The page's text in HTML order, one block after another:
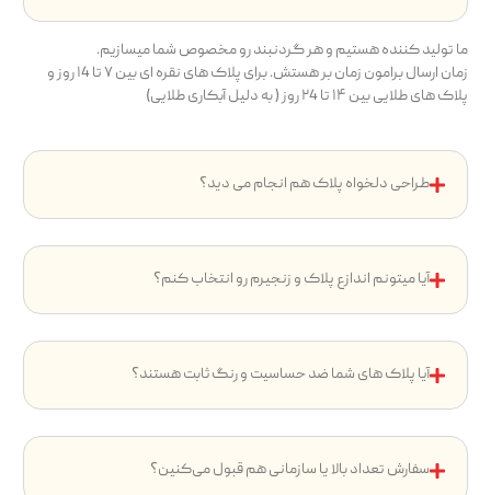
ما تولید کننده هستیم و هر گردنبند رو مخصوص شما میسازیم.
زمان ارسال برامون زمان بر هستش. برای پلاک های نقره ای بین ۷ تا ۱4 روز و
پلاک های طلایی بین ۱۴ تا ۲4 روز ( به دلیل آبکاری طلایی)
طراحی دلخواه پلاک هم انجام می دید؟
آیا میتونم اندازع پلاک و زنجیرم رو انتخاب کنم؟
آیا پلاک های شما ضد حساسیت و رنگ ثابت هستند؟
سفارش تعداد بالا یا سازمانی هم قبول می‌کنین؟